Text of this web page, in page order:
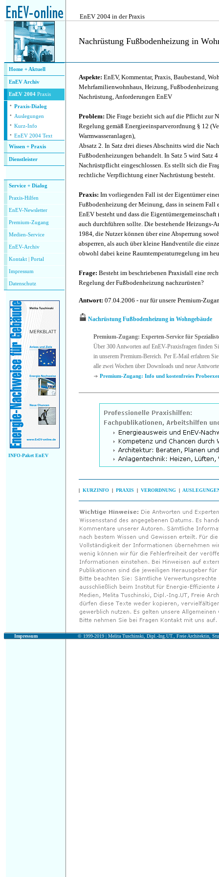
EnEV 2004 in der Praxis
Nachrüstung Fußbodenheizung in
Home + Aktuell
EnEV Archiv
EnEV 2004 Praxis
· Praxis-Dialog
· Auslegungen
· Kurz-Info
· EnEV 2004 Text
Wissen + Praxis
Dienstleister
Service + Dialog
Praxis-Hilfen
EnEV-Newsletter
Premium-Zugang
Medien-Service
EnEV-Archiv
Kontakt Portal
Impressum
Datenschutz
INFO-Paket EnEV
Aspekte: EnEV, Kommentar, Praxis, Baubestand,
Mehrfamilienwohnhaus, Heizung,
Nachrüstung, Anforderungen EnEV
Problem: Die Frage bezieht sich auf die Pflicht zur
Regelung gemäß Energieeinsparverordnung § 12
Warmwasseranlagen),
Absatz 2. In Satz drei dieses Abschnitts wird die
Fußbodenheizungen behandelt. In Satz 5 wird Satz
Nachrüstpflicht eingeschlossen. Es stellt sich die
rechtliche Verpflichtung einer Nachrüstung besteht.
Praxis: Im vorliegenden Fall ist der Eigentümer
Fußbodenheizung der Meinung, dass in seinem Fall
EnEV besteht und dass die
auch durchführen sollte. Die bestehende Heizungs-
1984, die Nutzer können über eine Absperrung
absperren, als auch über kleine Handventile die
obwohl dabei keine Raumtemperaturregelung im
Frage: Besteht im beschriebenen Praxisfall eine
Regelung der Fußbodenheizung nachzurüsten?
Antwort: 07.04.2006 - nur für unsere Premium-
Nachrüstung Fußbodenheizung in Wohngebäude
Premium-Zugang: Experten-Service für
Über 300 Antworten auf EnEV-Praxisfragen finden
in unserem Premium-Bereich. Per E-Mail erfahren
alle zwei Wochen über Downloads und neue
Premium-Zugang: Info und kostenfreies
| KURZINFO | PRAXIS | VERORDNUNG |
Impressum © 1999-2019 | Melita Tuschinski, Dipl.-Ing.UT., Freie Architektin,